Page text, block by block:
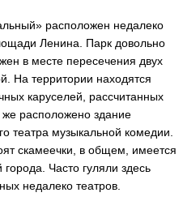
расположен недалеко
Ленина. Парк довольно
в месте пересечения двух
На территории находятся
каруселей, рассчитанных
расположено здание
театра музыкальной комедии.
скамеечки, в общем, имеется
Часто гуляли здесь
недалеко театров.